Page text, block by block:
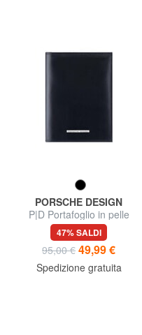
PORSCHE DESIGN
P|D Portafoglio in pelle
47% SALDI
95,00 € 49,99 €
Spedizione gratuita